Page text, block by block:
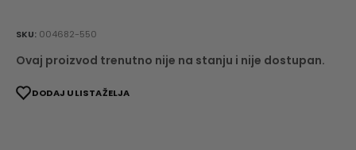
SKU: 004682-550
Ovaj proizvod trenutno nije na stanju i nije dostupan.
DODAJ U LISTA ŽELJA